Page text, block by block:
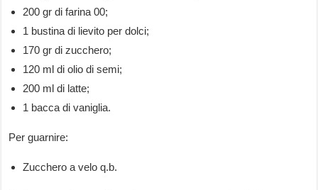
200 gr di farina 00;
1 bustina di lievito per dolci;
170 gr di zucchero;
120 ml di olio di semi;
200 ml di latte;
1 bacca di vaniglia.
Per guarnire:
Zucchero a velo q.b.